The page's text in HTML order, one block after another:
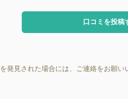
口コミを投稿
発見された場合には、ご連絡をお願い